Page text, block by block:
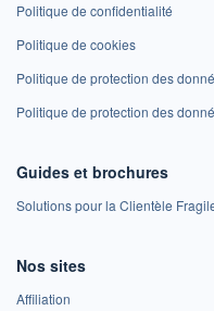
Politique de confidentialité
Politique de cookies
Politique de protection des
Politique de protection des
Guides et brochures
Solutions pour la Clientèle
Nos sites
Affiliation